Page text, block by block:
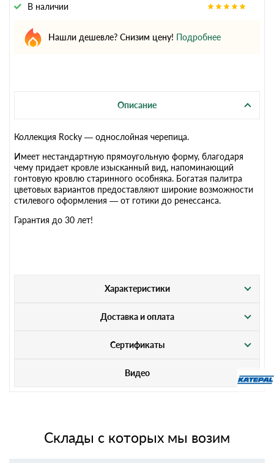
В наличии
Нашли дешевле? Снизим цену! Подробнее
Описание
Коллекция Rocky — однослойная черепица.
Имеет нестандартную прямоугольную форму, благодаря
чему придает кровле изысканный вид, напоминающий
гонтовую кровлю старинного особняка. Богатая палитра
цветовых вариантов предоставляют широкие возможности
стилевого оформления — от готики до ренессанса.
Гарантия до 30 лет!
Характеристики
Доставка и оплата
Сертификаты
Видео
Склады с которых мы возим